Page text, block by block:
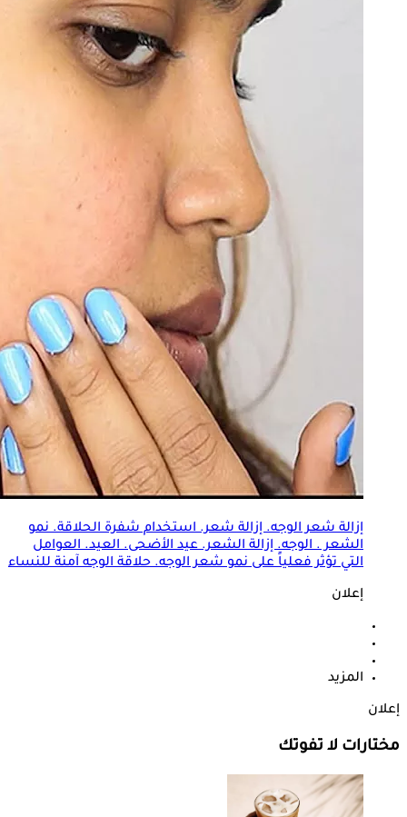
إزالة شعر الوجه. إزالة شعر. استخدام شفرة الحلاقة. نمو
الشعر . الوجه. إزالة الشعر. عيد الأضحى. العيد. العوامل
التي تؤثر فعلياً على نمو شعر الوجه. حلاقة الوجه آمنة للنساء
إعلان
المزيد
إعلان
مختارات لا تفوتك